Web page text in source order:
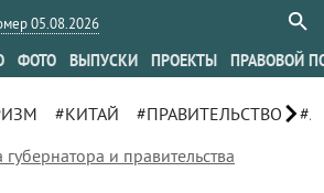
05.08.2026
ФОТО ВЫПУСКИ ПРОЕКТЫ ПРАВОВОЙ
#КИТАЙ #ПРАВИТЕЛЬСТВОchevron_right
и правительства